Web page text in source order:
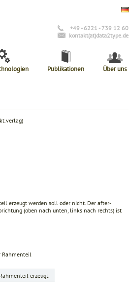
+49 - 6221 - 739 12 60
kontakt(at)data2type.de
Publikationen Über uns
erzeugt werden soll oder nicht. Der after-
(oben nach unten, links nach rechts) ist
Rahmenteil
erzeugt.